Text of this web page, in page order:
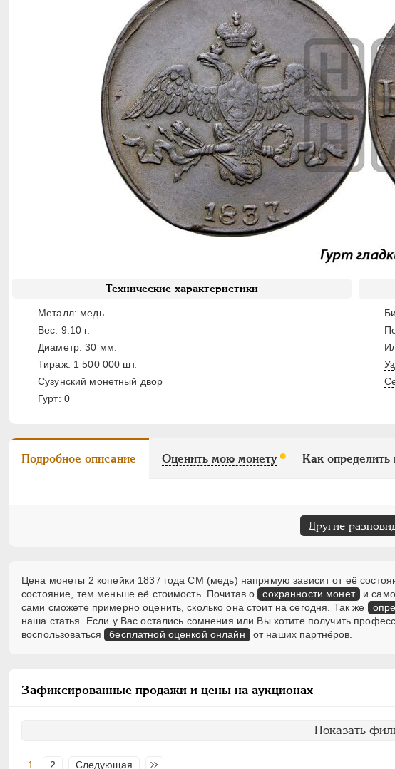
Технические характеристики
Металл: медь
Вес: 9.10 г.
Диаметр: 30 мм.
Тираж: 1 500 000 шт.
Сузунский монетный двор
Гурт: 0
Подробное описание Оценить мою монету Как определить
Другие
Цена монеты 2 копейки 1837 года СМ (медь) напрямую зависит от её
состояние, тем меньше её стоимость. Почитав о сохранности монет и
сами сможете примерно оценить, сколько она стоит на сегодня. Так же
наша статья. Если у Вас остались сомнения или Вы хотите получить
воспользоваться бесплатной оценкой онлайн от наших партнёров.
Зафиксированные продажи и цены на аукционах
Показать
1 2 Следующая Последняя